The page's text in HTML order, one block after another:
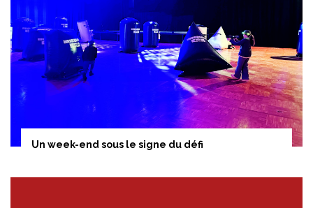
Un week-end sous le signe du défi